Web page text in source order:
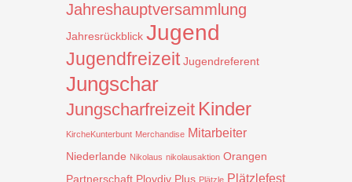
Jahreshauptversammlung
Jahresrückblick Jugend
Jugendfreizeit Jugendreferent
Jungschar
Jungscharfreizeit Kinder
KircheKunterbunt Merchandise Mitarbeiter
Niederlande Nikolaus nikolausaktion Orangen
Partnerschaft Plovdiv Plus Plätzle Plätzlefest